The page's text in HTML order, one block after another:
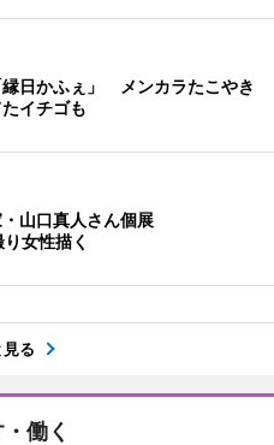
日かふぇ」 メンカラたこやき
イチゴも
山口真人さん個展
女性描く
見る
働く